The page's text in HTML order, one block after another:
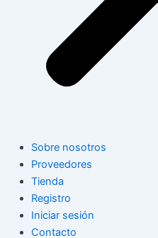
Sobre nosotros
Proveedores
Tienda
Registro
Iniciar sesión
Contacto